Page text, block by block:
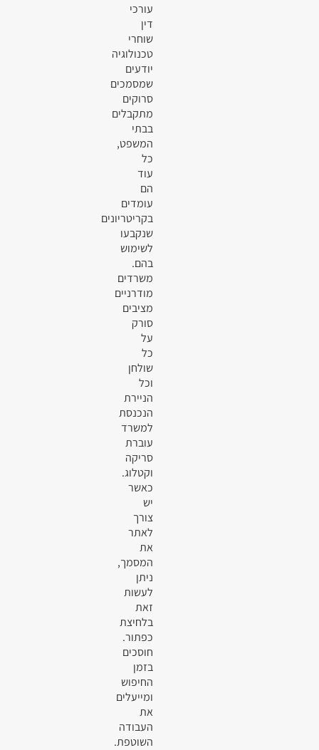
עורכי
דין
שוחרי
טכנולוגיה
יודעים
שמסמכים
סרוקים
מתקבלים
בבתי
המשפט,
כל
עוד
הם
עומדים
בקריטריונים
שנקבעו
לשימוש
בהם.
משרדים
מודרניים
מציבים
סורק
על
כל
שולחן
וכל
הניירת
הנכנסת
למשרד
עוברת
סריקה
וקטלוג.
כאשר
יש
צורך
לאתר
את
המסמך,
ניתן
לעשות
זאת
בלחיצת
כפתור.
חוסכים
בזמן
החיפוש
ומייעלים
את
העבודה
השוטפת.